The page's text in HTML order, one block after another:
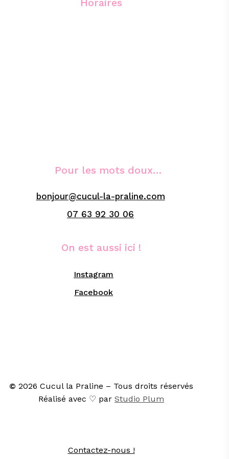
Horaires
Pour les mots doux…
bonjour@cucul-la-praline.com
07 63 92 30 06
On est aussi ici !
Instagram
Facebook
©2026 Cucul la Praline – Tous droits réservés
Réalisé avec ♡ parStudio Plum
Contactez-nous !